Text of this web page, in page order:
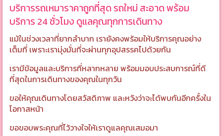
บริการรถเหมาราคาถูกที่สุด รถใหม่ สะอาด พร้อม
บริการ 24 ชั่วโมง ดูแลคุณทุกการเดินทาง
แม้ในช่วงเวลาที่ยากลำบาก เรายังคงพร้อมให้บริการคุณอย่าง
เต็มที่ เพราะเรามุ่งมั่นที่จะผ่านทุกอุปสรรคไปด้วยกัน
เรามีข้อมูลและบริการที่หลากหลาย พร้อมมอบประสบการณ์ที่ดี
ที่สุดในการเดินทางของคุณในทุกวัน
ขอให้คุณเดินทางโดยสวัสดิภาพ และหวังว่าจะได้พบกันอีกครั้งใน
โอกาสหน้า
ขอขอบพระคุณที่ไว้วางใจให้เราดูแลคุณเสมอมา